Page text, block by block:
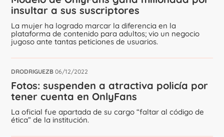
insultar a sus suscriptores
La mujer ha logrado marcar la diferencia en la
plataforma de contenido para adultos; vio un negocio
jugoso ante tantas peticiones de usuarios.
DRODRIGUEZB 06/12/2022
Fotos: suspenden a atractiva policía por
tener cuenta en OnlyFans
La oficial fue apartada de su cargo “faltar al código de
ética” de la institución.